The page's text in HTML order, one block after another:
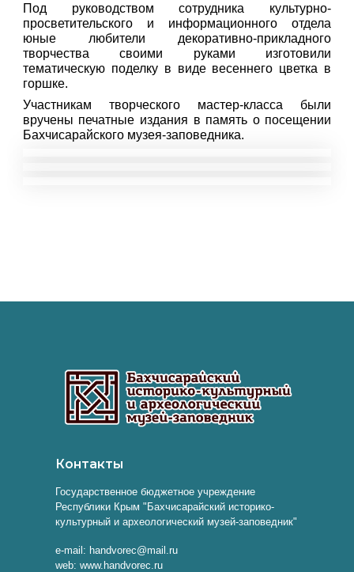
Под руководством сотрудника культурно-
просветительского и информационного отдела
юные любители декоративно-прикладного
творчества своими руками изготовили
тематическую поделку в виде весеннего цветка в
горшке.
Участникам творческого мастер-класса были
вручены печатные издания в память о посещении
Бахчисарайского музея-заповедника.
Контакты
Государственное бюджетное учреждение
Республики Крым "Бахчисарайский историко-
культурный и археологический музей-заповедник"
e-mail: handvorec@mail.ru
web: www.handvorec.ru